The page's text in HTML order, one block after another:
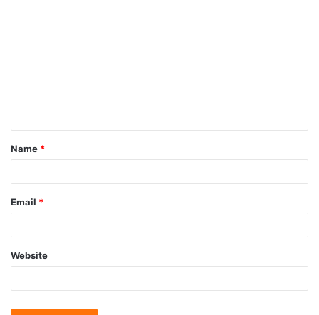
Name *
Email *
Website